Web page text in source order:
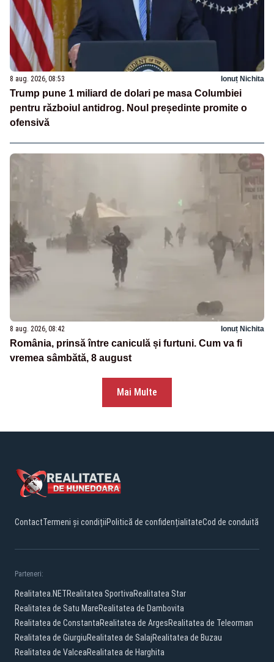
8 aug. 2026, 08:53 Ionuț Nichita
Trump pune 1 miliard de dolari pe masa Columbiei
pentru războiul antidrog. Noul președinte promite o
ofensivă
8 aug. 2026, 08:42 Ionuț Nichita
România, prinsă între caniculă și furtuni. Cum va fi
vremea sâmbătă, 8 august
Mai Multe
ContactTermeni și condițiiPolitică de confidențialitateCod de conduită
Parteneri:
Realitatea.NETRealitatea SportivaRealitatea Star
Realitatea de Satu MareRealitatea de Dambovita
Realitatea de ConstantaRealitatea de ArgesRealitatea de Teleorman
Realitatea de GiurgiuRealitatea de SalajRealitatea de Buzau
Realitatea de ValceaRealitatea de Harghita